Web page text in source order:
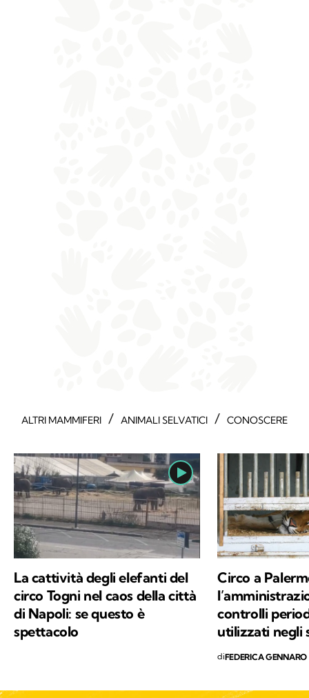
ALTRI MAMMIFERI / ANIMALI SELVATICI / CONOSCERE
La cattività degli elefanti del
circo Togni nel caos della città
di Napoli: se questo è
spettacolo
Circo a
controlli
utilizzati negli
diFEDERICA GENNARO